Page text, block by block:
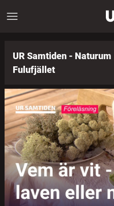
UR Samtiden - Naturum
Fulufjället